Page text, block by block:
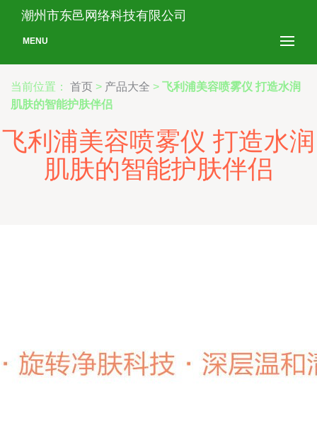
潮州市东邑网络科技有限公司
MENU
当前位置： 首页 > 产品大全 > 飞利浦美容喷雾仪 打造水润
肌肤的智能护肤伴侣
飞利浦美容喷雾仪 打造水润
肌肤的智能护肤伴侣